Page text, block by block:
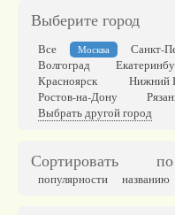
Выберите город
Все Москва Санкт-
Волгоград
Красноярск
Нижний
Ростов-на-Дону
Выбрать другой город
Сортировать по
популярности
названию